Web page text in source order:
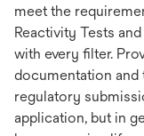
meet the
Reactivity Tests
with every filter.
documentation and
regulatory
application, but in